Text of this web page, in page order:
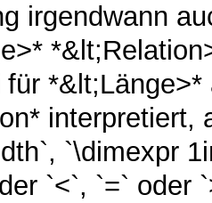
irgendwann
für
interpretiert,
`\dimexpr
`<`, `=` oder